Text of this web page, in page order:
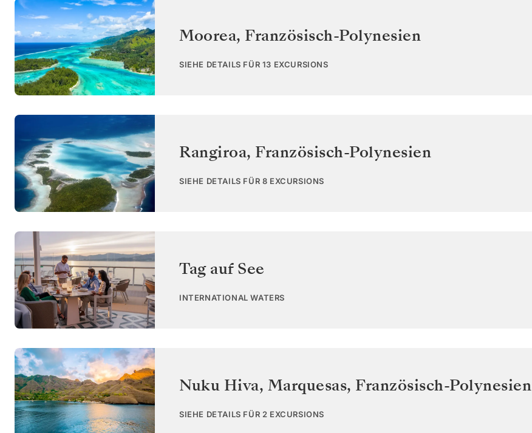
Moorea, Französisch-Polynesien
SIEHE DETAILS FÜR 13 EXCURSIONS
Rangiroa, Französisch-Polynesien
SIEHE DETAILS FÜR 8 EXCURSIONS
Tag auf See
INTERNATIONAL WATERS
Nuku Hiva, Marquesas, Französisch-Polynesien
SIEHE DETAILS FÜR 2 EXCURSIONS